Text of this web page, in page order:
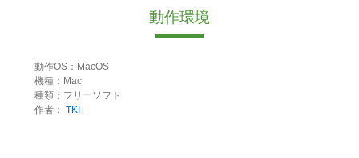
動作環境
動作OS：MacOS
機種：Mac
種類：フリーソフト
作者： TKI